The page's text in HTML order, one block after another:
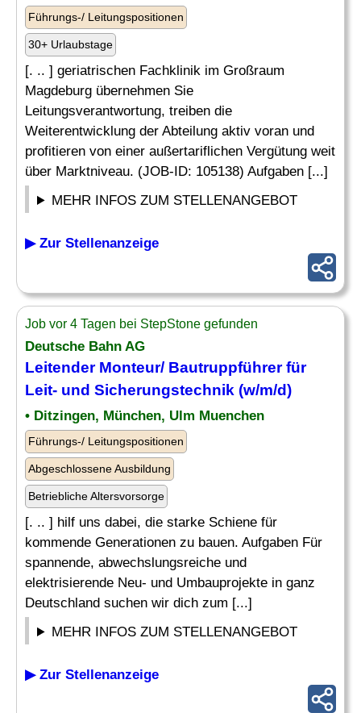
Führungs-/ Leitungspositionen
30+ Urlaubstage
[. .. ] geriatrischen Fachklinik im Großraum
Magdeburg übernehmen Sie
Leitungsverantwortung, treiben die
Weiterentwicklung der Abteilung aktiv voran und
profitieren von einer außertariflichen Vergütung weit
über Marktniveau. (JOB-ID: 105138) Aufgaben [...]
MEHR INFOS ZUM STELLENANGEBOT
▶ Zur Stellenanzeige
Job vor 4 Tagen bei StepStone gefunden
Deutsche Bahn AG
LeitenderMonteur/ Bautruppführer für
Leit- und Sicherungstechnik (w/m/d)
• Ditzingen, München, Ulm Muenchen
Führungs-/ Leitungspositionen
Abgeschlossene Ausbildung
Betriebliche Altersvorsorge
[. .. ] hilf uns dabei, die starke Schiene für
kommende Generationen zu bauen. Aufgaben Für
spannende, abwechslungsreiche und
elektrisierende Neu- und Umbauprojekte in ganz
Deutschland suchen wir dich zum [...]
MEHR INFOS ZUM STELLENANGEBOT
▶ Zur Stellenanzeige